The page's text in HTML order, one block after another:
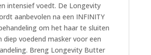
intensief voedt. De Longevity
aanbevolen na een INFINITY
om het haar te sluiten
diep voedend masker voor een
Breng Longevity Butter